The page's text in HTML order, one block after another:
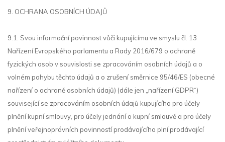
9. OCHRANA OSOBNÍCH ÚDAJŮ
9.1. Svou informační povinnost vůči kupujícímu ve smyslu čl. 13
Nařízení Evropského parlamentu a Rady 2016/679 o ochraně
fyzických osob v souvislosti se zpracováním osobních údajů a o
volném pohybu těchto údajů a o zrušení směrnice 95/46/ES (obecné
nařízení o ochraně osobních údajů) (dále jen „nařízení GDPR“)
související se zpracováním osobních údajů kupujícího pro účely
plnění kupní smlouvy, pro účely jednání o kupní smlouvě a pro účely
plnění veřejnoprávních povinností prodávajícího plní prodávající